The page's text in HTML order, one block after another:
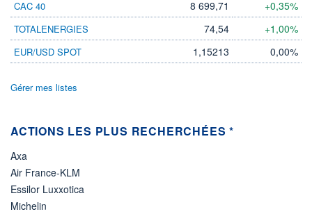
0,00 EUR DIVIDENDE
-
PROCHAIN
DIVIDENDE
-
ÉLIGIBILITÉ
Non éligible
+ PORTEFEUILLE
CAC 40 8 699,71 +0,35%
TOTALENERGIES 74,54 +1,00%
EUR/USD SPOT 1,15213 0,00%
Gérer mes listes
ACTIONS LES PLUS RECHERCHÉES *
Axa
Air France-KLM
Essilor Luxxotica
Michelin